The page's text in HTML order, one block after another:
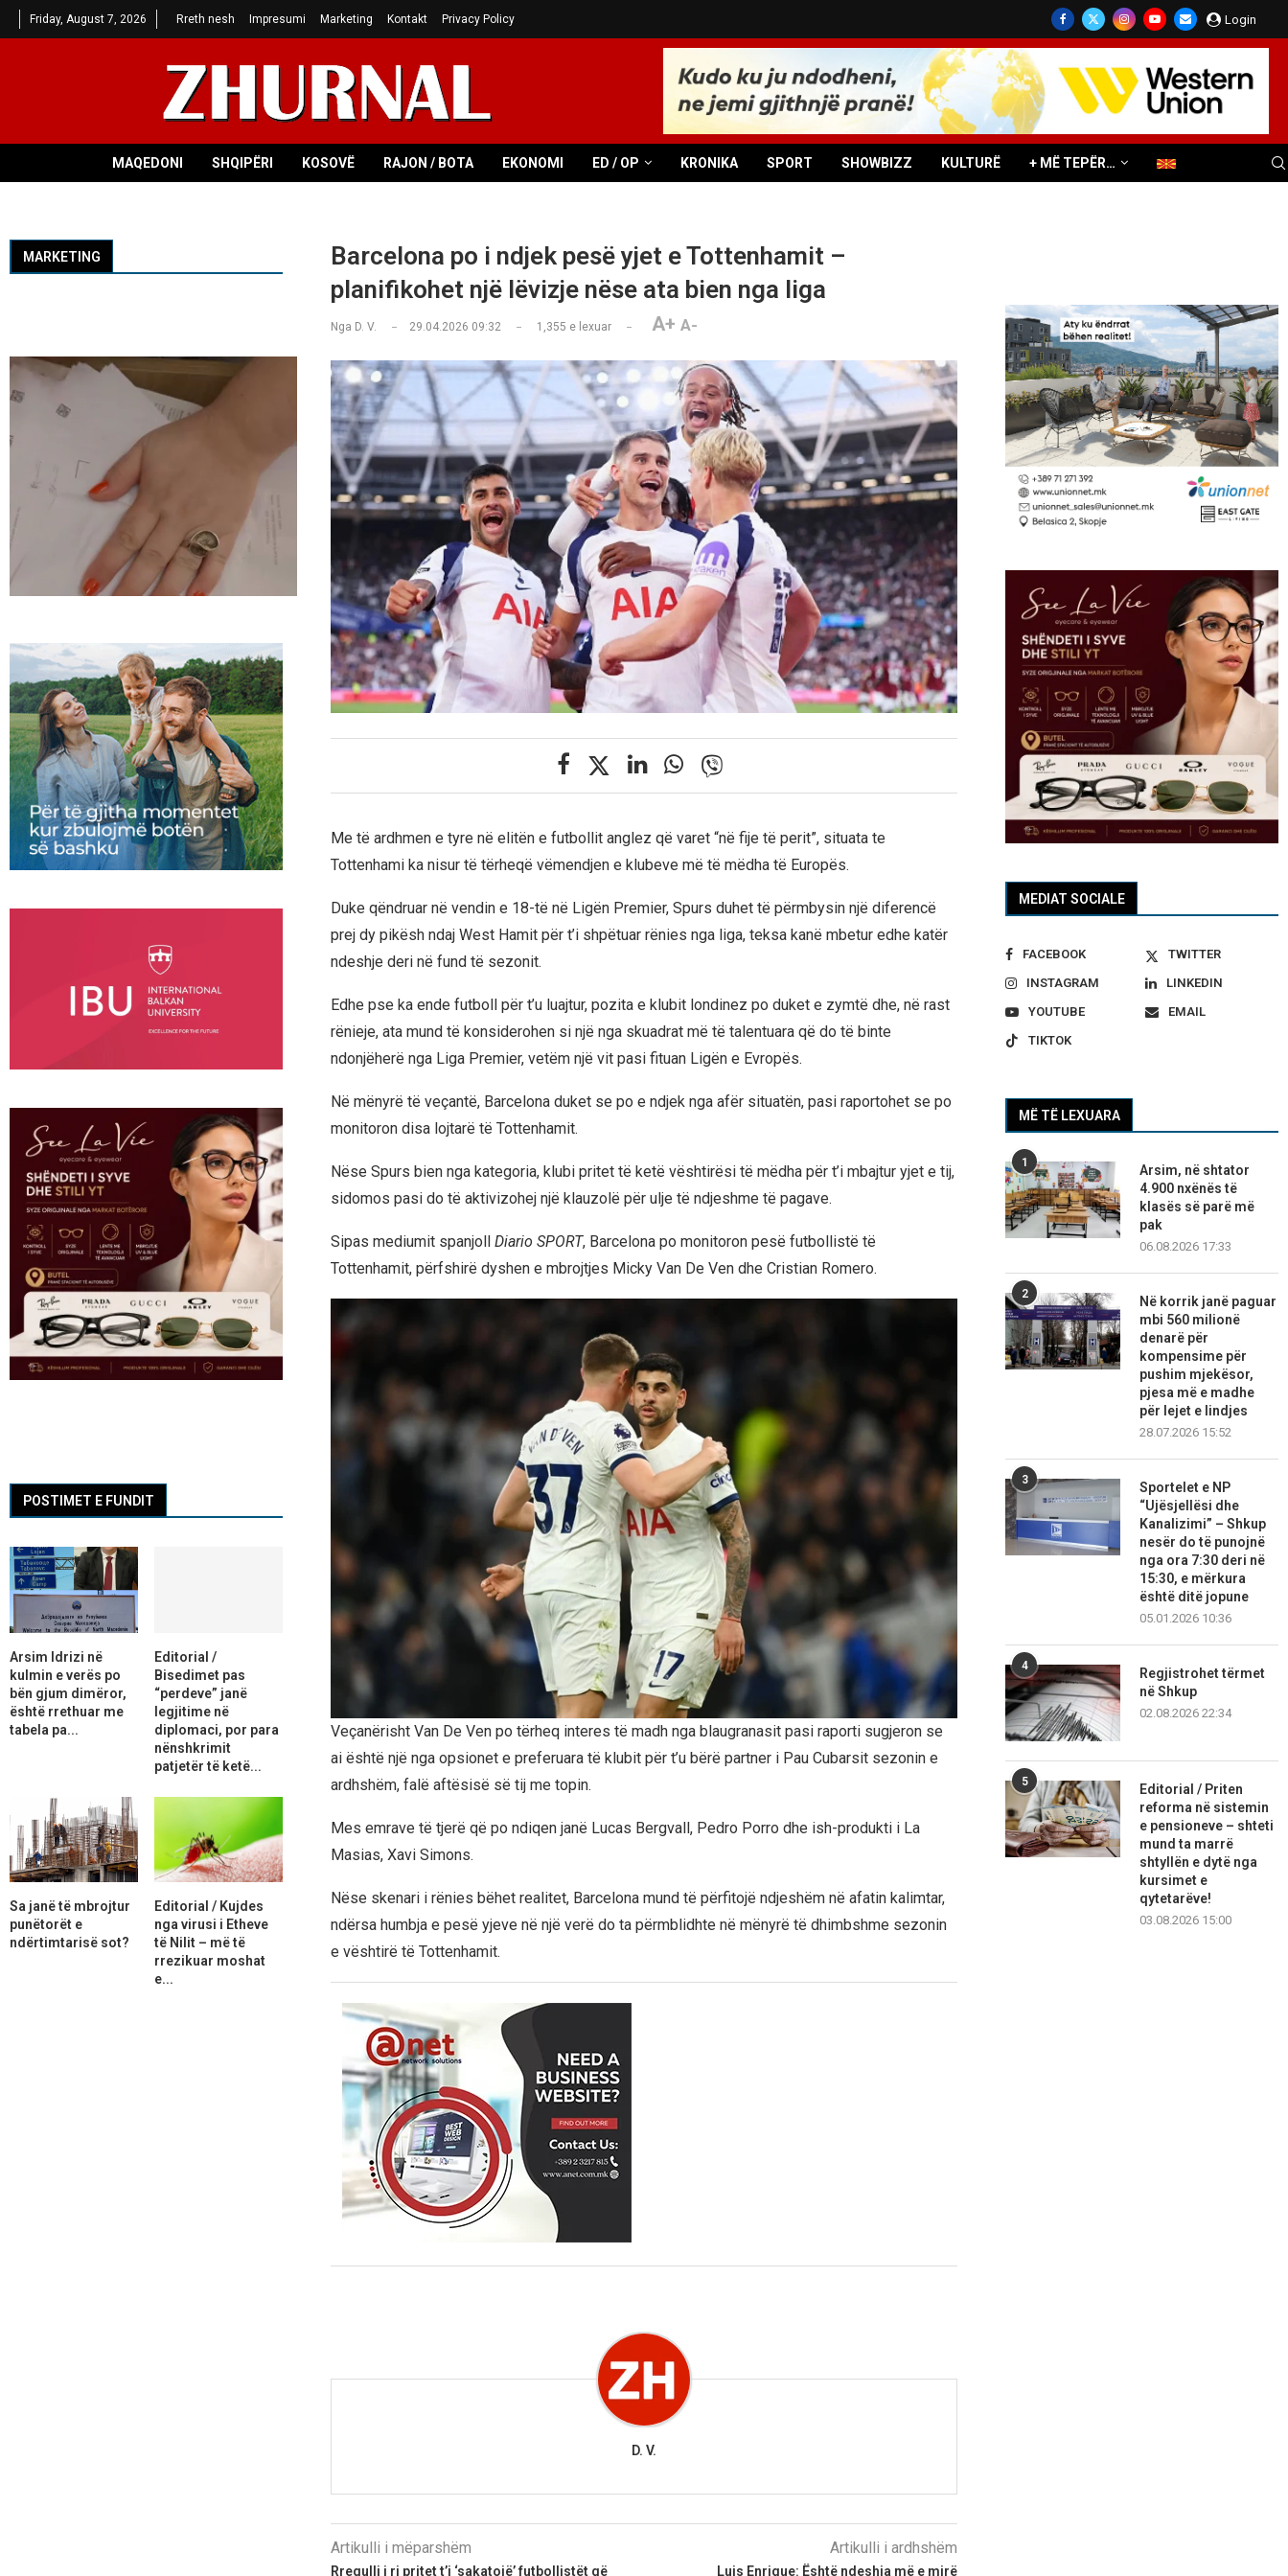
Friday, August 7, 2026 Rreth nesh Impresumi Marketing Kontakt Privacy Policy Login
MAQEDONI SHQIPËRI KOSOVË RAJON / BOTA EKONOMI ED / OP KRONIKA SPORT SHOWBIZZ KULTURË + MË TEPËR…
Barcelona po i ndjek pesë yjet e Tottenhamit –
planifikohet një lëvizje nëse ata bien nga liga
Nga D. V. 29.04.2026 09:32 1,355 e lexuar A+ A-
Me të ardhmen e tyre në elitën e futbollit anglez që varet “në fije të perit”, situata te
Tottenhami ka nisur të tërheqë vëmendjen e klubeve më të mëdha të Europës.
Duke qëndruar në vendin e 18-të në Ligën Premier, Spurs duhet të përmbysin një diferencë
prej dy pikësh ndaj West Hamit për t’i shpëtuar rënies nga liga, teksa kanë mbetur edhe katër
ndeshje deri në fund të sezonit.
Edhe pse ka ende futboll për t’u luajtur, pozita e klubit londinez po duket e zymtë dhe, në rast
rënieje, ata mund të konsiderohen si një nga skuadrat më të talentuara që do të binte
ndonjëherë nga Liga Premier, vetëm një vit pasi fituan Ligën e Evropës.
Në mënyrë të veçantë, Barcelona duket se po e ndjek nga afër situatën, pasi raportohet se po
monitoron disa lojtarë të Tottenhamit.
Nëse Spurs bien nga kategoria, klubi pritet të ketë vështirësi të mëdha për t’i mbajtur yjet e tij,
sidomos pasi do të aktivizohej një klauzolë për ulje të ndjeshme të pagave.
Sipas mediumit spanjoll Diario SPORT, Barcelona po monitoron pesë futbollistë të
Tottenhamit, përfshirë dyshen e mbrojtjes Micky Van De Ven dhe Cristian Romero.
Veçanërisht Van De Ven po tërheq interes të madh nga blaugranasit pasi raporti sugjeron se
ai është një nga opsionet e preferuara të klubit për t’u bërë partner i Pau Cubarsit sezonin e
ardhshëm, falë aftësisë së tij me topin.
Mes emrave të tjerë që po ndiqen janë Lucas Bergvall, Pedro Porro dhe ish-produkti i La
Masias, Xavi Simons.
Nëse skenari i rënies bëhet realitet, Barcelona mund të përfitojë ndjeshëm në afatin kalimtar,
ndërsa humbja e pesë yjeve në një verë do ta përmblidhte në mënyrë të dhimbshme sezonin
e vështirë të Tottenhamit.
D. V.
Artikulli i mëparshëm
Rregulli i ri pritet t’i ‘sakatojë’ futbollistët që
Artikulli i ardhshëm
Luis Enrique: Është ndeshja më e mirë
MEDIAT SOCIALE
FACEBOOK
TWITTER
INSTAGRAM
LINKEDIN
YOUTUBE
EMAIL
TIKTOK
MË TË LEXUARA
1
Arsim, në shtator
4.900 nxënës të
klasës së parë më
pak
06.08.2026 17:33
2
Në korrik janë paguar
mbi 560 milionë
denarë për
kompensime për
pushim mjekësor,
pjesa më e madhe
për lejet e lindjes
28.07.2026 15:52
3
Sportelet e NP
“Ujësjellësi dhe
Kanalizimi” – Shkup
nesër do të punojnë
nga ora 7:30 deri në
15:30, e mërkura
është ditë jopune
05.01.2026 10:36
4
Regjistrohet tërmet
në Shkup
02.08.2026 22:34
5
Editorial / Priten
reforma në sistemin
e pensioneve – shteti
mund ta marrë
shtyllën e dytë nga
kursimet e
qytetarëve!
03.08.2026 15:00
MARKETING
POSTIMET E FUNDIT
Arsim Idrizi në
kulmin e verës po
bën gjum dimëror,
është rrethuar me
tabela pa...
Editorial /
Bisedimet pas
“perdeve” janë
legjitime në
diplomaci, por para
nënshkrimit
patjetër të ketë...
Sa janë të mbrojtur
punëtorët e
ndërtimtarisë sot?
Editorial / Kujdes
nga virusi i Etheve
të Nilit – më të
rrezikuar moshat
e...